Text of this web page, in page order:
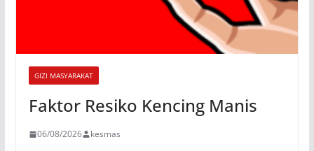
GIZI MASYARAKAT
Faktor Resiko Kencing Manis
06/08/2026 kesmas